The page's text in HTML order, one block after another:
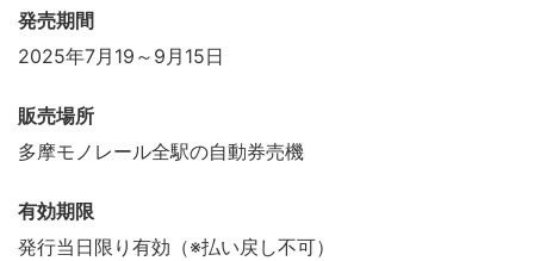
発売期間
2025年7月19～9月15日
販売場所
多摩モノレール全駅の自動券売機
有効期限
発行当日限り有効（※払い戻し不可）